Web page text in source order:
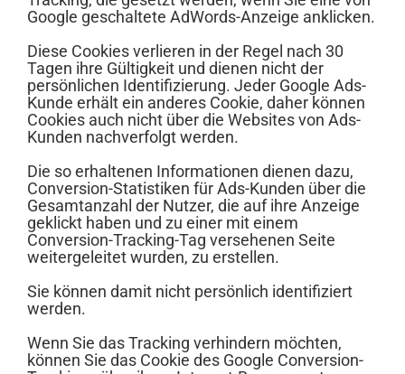
Google geschaltete AdWords-Anzeige anklicken.
Diese Cookies verlieren in der Regel nach 30
Tagen ihre Gültigkeit und dienen nicht der
persönlichen Identifizierung. Jeder Google Ads-
Kunde erhält ein anderes Cookie, daher können
Cookies auch nicht über die Websites von Ads-
Kunden nachverfolgt werden.
Die so erhaltenen Informationen dienen dazu,
Conversion-Statistiken für Ads-Kunden über die
Gesamtanzahl der Nutzer, die auf ihre Anzeige
geklickt haben und zu einer mit einem
Conversion-Tracking-Tag versehenen Seite
weitergeleitet wurden, zu erstellen.
Sie können damit nicht persönlich identifiziert
werden.
Wenn Sie das Tracking verhindern möchten,
können Sie das Cookie des Google Conversion-